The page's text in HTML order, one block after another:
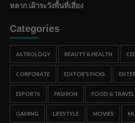
หลาก เฝ้าระวังพื้นที่เสี่ยง
Categories
ASTROLOGY BEAUTY & HEALTH
CORPORATE EDITOR'S PICKS
ESPORTS FASHION FOOD & TRAVEL
GAMING LIFESTYLE MOVIES